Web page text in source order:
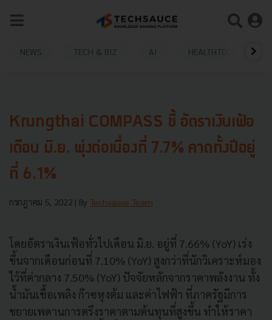
NEWS TECH & BIZ AI HEALTHTECH
Krungthai COMPASS ชี้ อัตราเงินเฟ้อ
เดือน มิ.ย. พุ่งต่อเนื่องที่ 7.7% คาดทั้งปีอยู่
ที่ 6.1%
กรกฎาคม 5, 2022 | By Techsauce Team
โดยอัตราเงินเฟ้อทั่วไปเดือน มิ.ย. อยู่ที่ 7.66% (YoY) เร่ง
ขึ้นจากเดือนก่อนที่ 7.10% (YoY) สูงกว่าที่นักวิเคราะห์มอง
ไว้ที่ค่ากลาง 7.50% (YoY) ปัจจัยหลักจากราคาพลังงาน ทั้ง
น้ำมันเชื้อเพลิง ก๊าซหุงต้ม และค่าไฟฟ้า ที่ภาครัฐมีการ
ขยายเพดานการตรึงราคาตามต้นทุนที่สูงขึ้น ทำให้ราคา